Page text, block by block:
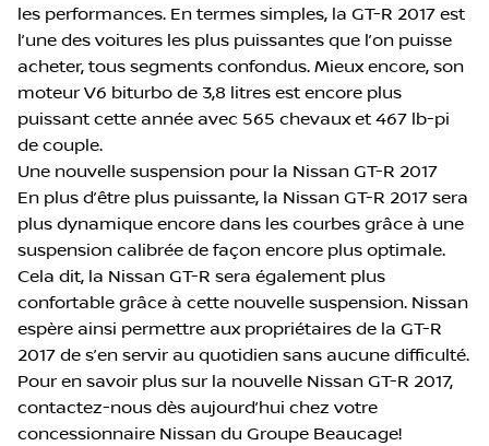
les performances. En termes simples, la GT-R 2017 est
l’une des voitures les plus puissantes que l’on puisse
acheter, tous segments confondus. Mieux encore, son
moteur V6 biturbo de 3,8 litres est encore plus
puissant cette année avec 565 chevaux et 467 lb-pi
de couple.
Une nouvelle suspension pour la Nissan GT-R 2017
En plus d’être plus puissante, la Nissan GT-R 2017 sera
plus dynamique encore dans les courbes grâce à une
suspension calibrée de façon encore plus optimale.
Cela dit, la Nissan GT-R sera également plus
confortable grâce à cette nouvelle suspension. Nissan
espère ainsi permettre aux propriétaires de la GT-R
2017 de s’en servir au quotidien sans aucune difficulté.
Pour en savoir plus sur la nouvelle Nissan GT-R 2017,
contactez-nous dès aujourd’hui chez votre
concessionnaire Nissan du Groupe Beaucage!